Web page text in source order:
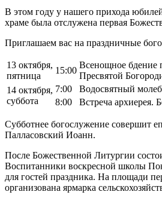
В этом году у нашего прихода
храме была отслужена первая
Приглашаем вас на праздничные
13 октября,
пятница
15:00
Всенощное бдение
Пресвятой
14 октября,
суббота
7:00
Водосвятный
8:00
Встреча архиерея.
Субботнее богослужение совершит
Палласовский Иоанн.
После Божественной Литургии
Воспитанники воскресной школы
для гостей праздника. На площади
организована ярмарка